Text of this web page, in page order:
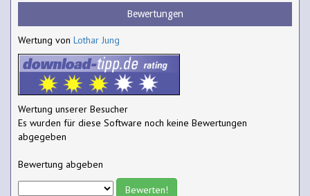
Bewertungen
Wertung von Lothar Jung
Wertung unserer Besucher
Es wurden für diese Software noch keine Bewertungen
abgegeben
Bewertung abgeben